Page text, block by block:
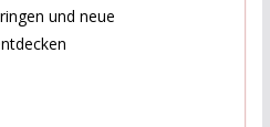
und neue